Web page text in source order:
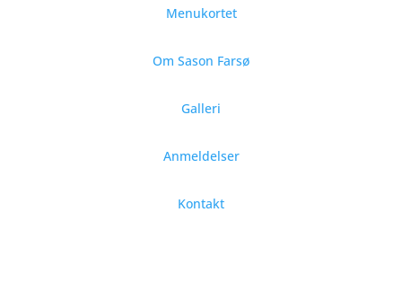
Menukortet
Om Sason Farsø
Galleri
Anmeldelser
Kontakt